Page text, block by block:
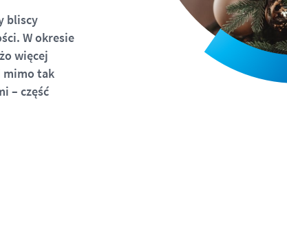
bliscy
W okresie
więcej
mimo tak
– część